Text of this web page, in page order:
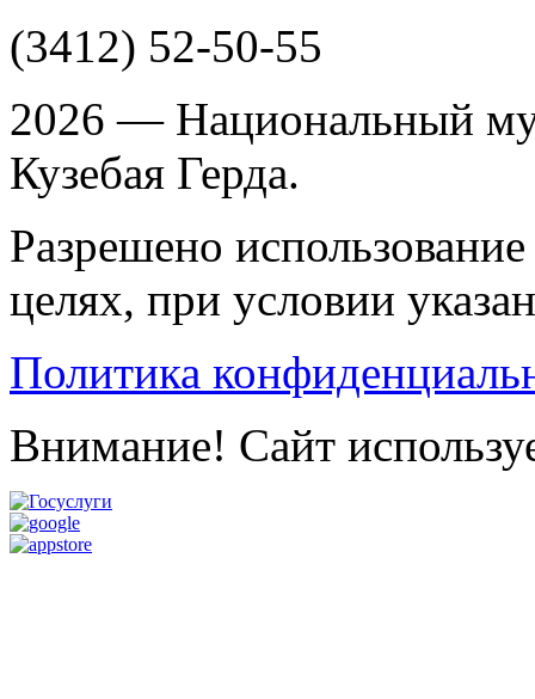
(3412) 52-50-55
2026 — Национальный
Кузебая Герда.
Разрешено
целях, при условии
Политика
Внимание! Сайт